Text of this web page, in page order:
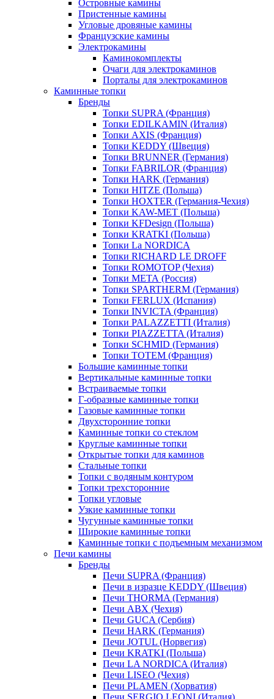
Островные камины
Пристенные камины
Угловые дровяные камины
Французские камины
Электрокамины
Каминокомплекты
Очаги для электрокаминов
Порталы для электрокаминов
Каминные топки
Бренды
Топки SUPRA (Франция)
Топки EDILKAMIN (Италия)
Топки AXIS (Франция)
Топки KEDDY (Швеция)
Топки BRUNNER (Германия)
Топки FABRILOR (Франция)
Топки HARK (Германия)
Топки HITZE (Польша)
Топки HOXTER (Германия-Чехия)
Топки KAW-MET (Польша)
Топки KFDesign (Польша)
Топки KRATKI (Польша)
Топки La NORDICA
Топки RICHARD LE DROFF
Топки ROMOTOP (Чехия)
Топки МЕТА (Россия)
Топки SPARTHERM (Германия)
Топки FERLUX (Испания)
Топки INVICTA (Франция)
Топки PALAZZETTI (Италия)
Топки PIAZZETTA (Италия)
Топки SCHMID (Германия)
Топки TOTEM (Франция)
Большие каминные топки
Вертикальные каминные топки
Встраиваемые топки
Г-образные каминные топки
Газовые каминные топки
Двухсторонние топки
Каминные топки со стеклом
Круглые каминные топки
Открытые топки для каминов
Стальные топки
Топки с водяным контуром
Топки трехсторонние
Топки угловые
Узкие каминные топки
Чугунные каминные топки
Широкие каминные топки
Каминные топки с подъемным механизмом
Печи камины
Бренды
Печи SUPRA (Франция)
Печи в изразце KEDDY (Швеция)
Печи THORMA (Германия)
Печи ABX (Чехия)
Печи GUCA (Сербия)
Печи HARK (Германия)
Печи JOTUL (Норвегия)
Печи KRATKI (Польша)
Печи LA NORDICA (Италия)
Печи LISEO (Чехия)
Печи PLAMEN (Хорватия)
Печи SERGIO LEONI (Италия)